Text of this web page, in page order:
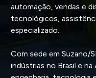
automação, vendas e
tecnológicos,
especializado.
Com sede em Suzano/
indústrias no Brasil e